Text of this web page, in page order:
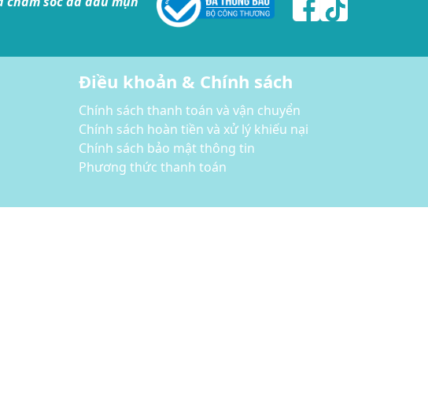
Điều khoản & Chính sách
Chính sách thanh toán và vận chuyển
Chính sách hoàn tiền và xử lý khiếu nại
Chính sách bảo mật thông tin
Phương thức thanh toán